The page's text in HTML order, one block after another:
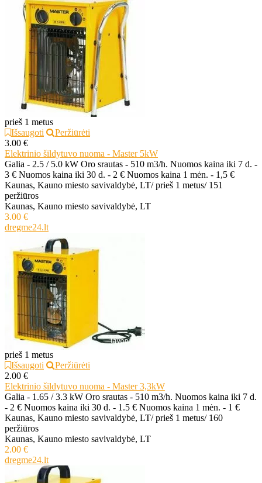
prieš 1 metus
Išsaugoti
Peržiūrėti
3.00 €
Elektrinio šildytuvo nuoma - Master 5kW
Galia - 2.5 / 5.0 kW Oro srautas - 510 m3/h. Nuomos kaina iki 7 d. -
3 € Nuomos kaina iki 30 d. - 2 € Nuomos kaina 1 mėn. - 1,5 €
Kaunas, Kauno miesto savivaldybė, LT/ prieš 1 metus/ 151
peržiūros
Kaunas, Kauno miesto savivaldybė, LT
3.00 €
dregme24.lt
prieš 1 metus
Išsaugoti
Peržiūrėti
2.00 €
Elektrinio šildytuvo nuoma - Master 3,3kW
Galia - 1.65 / 3.3 kW Oro srautas - 510 m3/h. Nuomos kaina iki 7 d.
- 2 € Nuomos kaina iki 30 d. - 1.5 € Nuomos kaina 1 mėn. - 1 €
Kaunas, Kauno miesto savivaldybė, LT/ prieš 1 metus/ 160
peržiūros
Kaunas, Kauno miesto savivaldybė, LT
2.00 €
dregme24.lt